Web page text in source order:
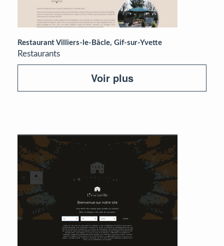
Restaurant Villiers-le-Bâcle, Gif-sur-Yvette
Restaurants
Voir plus